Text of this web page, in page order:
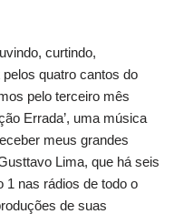
curtindo,
quatro cantos do
pelo terceiro mês
Errada’, uma música
meus grandes
Lima, que há seis
1 nas rádios de todo o
de suas